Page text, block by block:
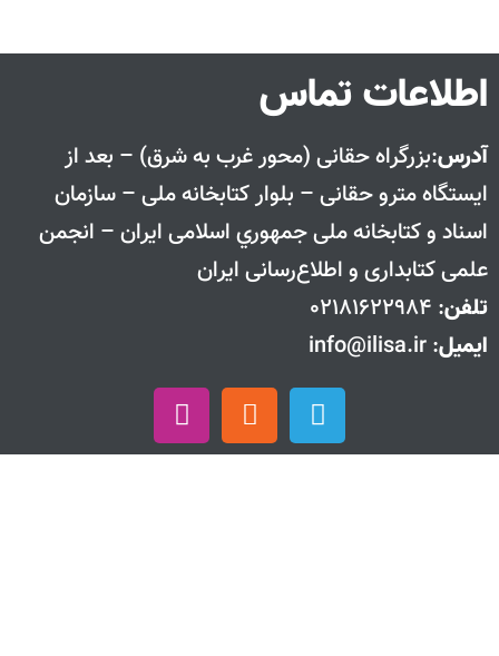
اطلاعات تماس
آدرس:بزرگراه حقانی (محور غرب به شرق) – بعد از
ايستگاه مترو حقانی – بلوار كتابخانه ملی – سازمان
اسناد و كتابخانه ملی جمهوري اسلامی ايران – انجمن
علمی کتابداری و اطلاع‌رسانی ایران
تلفن: 02181622984
ایمیل: info@ilisa.ir